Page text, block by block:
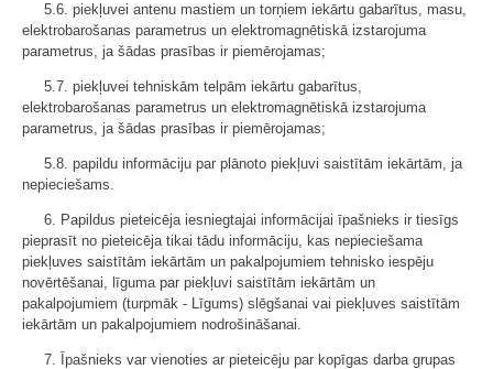
5.6. piekļuvei antenu mastiem un torņiem iekārtu gabarītus, masu,
elektrobarošanas parametrus un elektromagnētiskā izstarojuma
parametrus, ja šādas prasības ir piemērojamas;
5.7. piekļuvei tehniskām telpām iekārtu gabarītus,
elektrobarošanas parametrus un elektromagnētiskā izstarojuma
parametrus, ja šādas prasības ir piemērojamas;
5.8. papildu informāciju par plānoto piekļuvi saistītām iekārtām, ja
nepieciešams.
6. Papildus pieteicēja iesniegtajai informācijai īpašnieks ir tiesīgs
pieprasīt no pieteicēja tikai tādu informāciju, kas nepieciešama
piekļuves saistītām iekārtām un pakalpojumiem tehnisko iespēju
novērtēšanai, līguma par piekļuvi saistītām iekārtām un
pakalpojumiem (turpmāk - Līgums) slēgšanai vai piekļuves saistītām
iekārtām un pakalpojumiem nodrošināšanai.
7. Īpašnieks var vienoties ar pieteicēju par kopīgas darba grupas